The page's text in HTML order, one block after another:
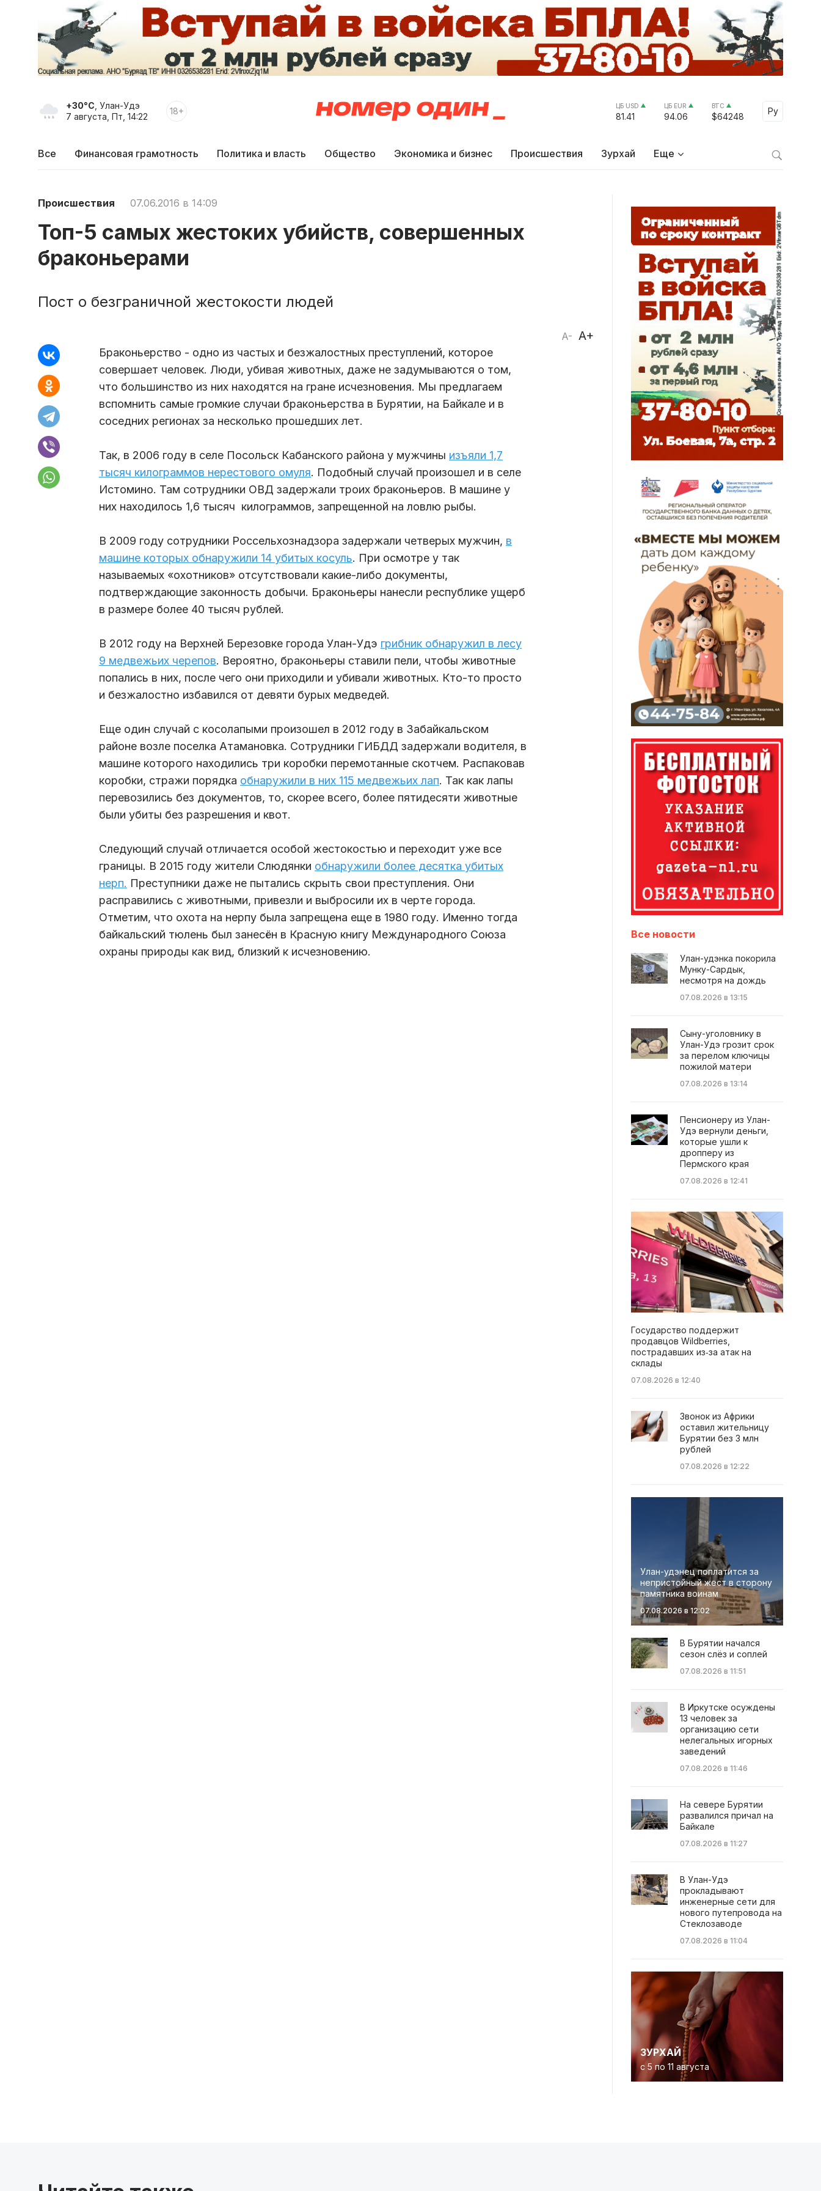
+30°C , Улан-Удэ
7 августа, Пт, 14:22
18+ ЦБ USD
81.41
ЦБ EUR
94.06
BTC
$64248
Ру
Select
Все Финансовая грамотность Политика и власть Общество Экономика и бизнес Происшествия Зурхай Еще
Происшествия 07.06.2016 в 14:09
Топ-5 самых жестоких убийств, совершенных
браконьерами
Пост о безграничной жестокости людей
A- A+
Браконьерство - одно из частых и безжалостных преступлений, которое
совершает человек. Люди, убивая животных, даже не задумываются о том,
что большинство из них находятся на гране исчезновения. Мы предлагаем
вспомнить самые громкие случаи браконьерства в Бурятии, на Байкале и в
соседних регионах за несколько прошедших лет.
Так, в 2006 году в селе Посольск Кабанского района у мужчины изъяли 1,7
тысяч килограммов нерестового омуля. Подобный случай произошел и в селе
Истомино. Там сотрудники ОВД задержали троих браконьеров. В машине у
них находилось 1,6 тысяч килограммов, запрещенной на ловлю рыбы.
В 2009 году сотрудники Россельхознадзора задержали четверых мужчин, в
машине которых обнаружили 14 убитых косуль. При осмотре у так
называемых «охотников» отсутствовали какие-либо документы,
подтверждающие законность добычи. Браконьеры нанесли республике ущерб
в размере более 40 тысяч рублей.
В 2012 году на Верхней Березовке города Улан-Удэ грибник обнаружил в лесу
9 медвежьих черепов. Вероятно, браконьеры ставили пели, чтобы животные
попались в них, после чего они приходили и убивали животных. Кто-то просто
и безжалостно избавился от девяти бурых медведей.
Еще один случай с косолапыми произошел в 2012 году в Забайкальском
районе возле поселка Атамановка. Сотрудники ГИБДД задержали водителя, в
машине которого находились три коробки перемотанные скотчем. Распаковав
коробки, стражи порядка обнаружили в них 115 медвежьих лап. Так как лапы
перевозились без документов, то, скорее всего, более пятидесяти животные
были убиты без разрешения и квот.
Следующий случай отличается особой жестокостью и переходит уже все
границы. В 2015 году жители Слюдянки обнаружили более десятка убитых
нерп. Преступники даже не пытались скрыть свои преступления. Они
расправились с животными, привезли и выбросили их в черте города.
Отметим, что охота на нерпу была запрещена еще в 1980 году. Именно тогда
байкальский тюлень был занесён в Красную книгу Международного Союза
охраны природы как вид, близкий к исчезновению.
Все новости
Улан-удэнка покорила
Мунку-Сардык,
несмотря на дождь
07.08.2026 в 13:15
Сыну-уголовнику в
Улан-Удэ грозит срок
за перелом ключицы
пожилой матери
07.08.2026 в 13:14
Пенсионеру из Улан-
Удэ вернули деньги,
которые ушли к
дропперу из
Пермского края
07.08.2026 в 12:41
Государство поддержит
продавцов Wildberries,
пострадавших из‑за атак на
склады
07.08.2026 в 12:40
Звонок из Африки
оставил жительницу
Бурятии без 3 млн
рублей
07.08.2026 в 12:22
Улан-удэнец поплатится за
непристойный жест в сторону
памятника воинам
07.08.2026 в 12:02
В Бурятии начался
сезон слёз и соплей
07.08.2026 в 11:51
В Иркутске осуждены
13 человек за
организацию сети
нелегальных игорных
заведений
07.08.2026 в 11:46
На севере Бурятии
развалился причал на
Байкале
07.08.2026 в 11:27
В Улан-Удэ
прокладывают
инженерные сети для
нового путепровода на
Стеклозаводе
07.08.2026 в 11:04
ЗУРХАЙ
с 5 по 11 августа